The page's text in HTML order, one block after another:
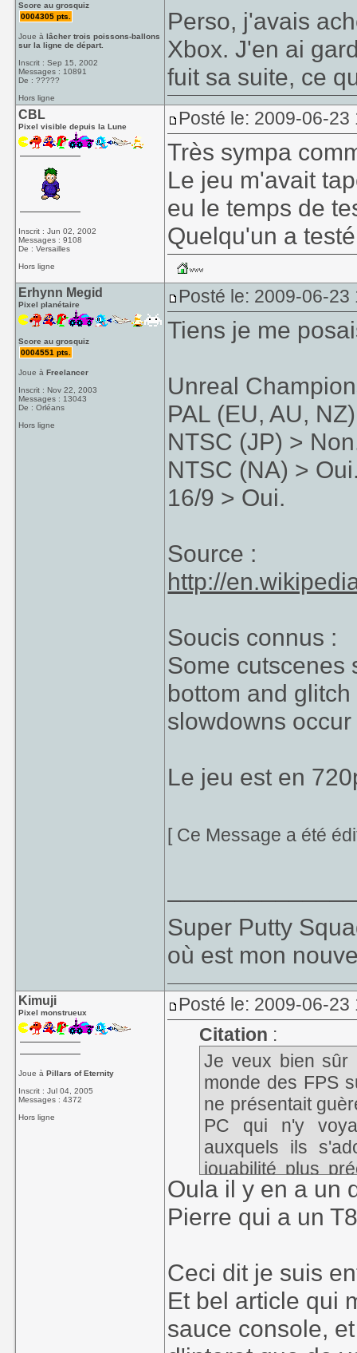
Score au grosquiz
0004305 pts.
Joue àlâcher trois poissons-ballons
sur la ligne de départ.
Inscrit : Sep 15, 2002
Messages : 10891
De : ?????
Hors ligne
Perso, j'avais
Xbox. J'en ai
fuit sa suite, ce
CBL
Pixel visible depuis la Lune
Inscrit : Jun 02, 2002
Messages : 9108
De : Versailles
Hors ligne
Posté le: 2009-06-23
Très sympa
Le jeu m'avait
eu le temps de
Quelqu'un a
Erhynn Megid
Pixel planétaire
Score au grosquiz
0004551 pts.
Joue àFreelancer
Inscrit : Nov 22, 2003
Messages : 13043
De : Orléans
Hors ligne
Posté le: 2009-06-23
Tiens je me
Unreal
PAL (EU, AU,
NTSC (JP) >
NTSC (NA) >
16/9 > Oui.
Source :
http://
Soucis connus :
Some cutscenes
bottom and
slowdowns
Le jeu est en
[ Ce Message a été
Super Putty
où est mon
Kimuji
Pixel monstrueux
Joue àPillars of Eternity
Inscrit : Jul 04, 2005
Messages : 4372
Hors ligne
Posté le: 2009-06-23
Citation :
Je veux bien sûr
monde des FPS
ne présentait
PC qui n'y
auxquels ils
jouabilité plus
plus fluide, leur
soft qui
inchangé depuis
Oula il y en a un
Pierre qui a un
Ceci dit je suis
Et bel article qui
sauce console,